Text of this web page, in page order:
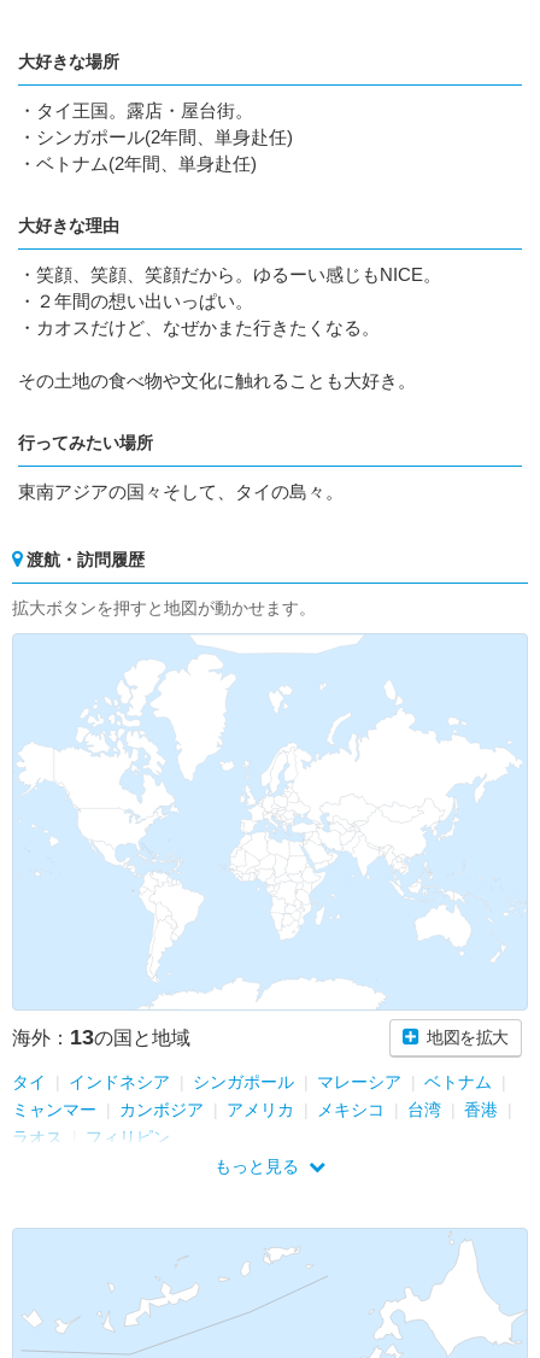
大好きな場所
・タイ王国。露店・屋台街。
・シンガポール(2年間、単身赴任)
・ベトナム(2年間、単身赴任)
大好きな理由
・笑顔、笑顔、笑顔だから。ゆるーい感じもNICE。
・２年間の想い出いっぱい。
・カオスだけど、なぜかまた行きたくなる。
その土地の食べ物や文化に触れることも大好き。
行ってみたい場所
東南アジアの国々そして、タイの島々。
渡航・訪問履歴
拡大ボタンを押すと地図が動かせます。
海外： 13の国と地域 地図を拡大
タイ インドネシア シンガポール マレーシア
ベトナム
ミャンマー
カンボジア アメリカ メキシコ 台湾
香港
ラオス
フィリピン
もっと見る